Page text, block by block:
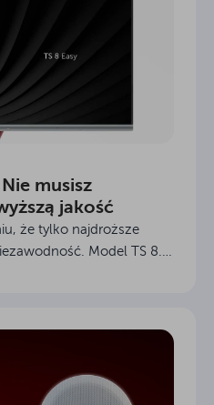
musisz
jakość
że tylko najdroższe
Model TS 8.1